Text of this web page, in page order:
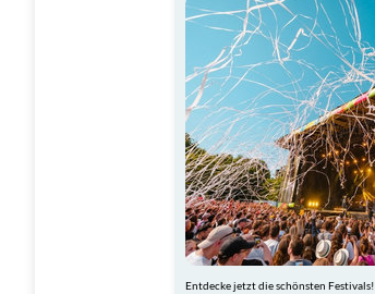
Entdecke jetzt die schönsten Festivals!